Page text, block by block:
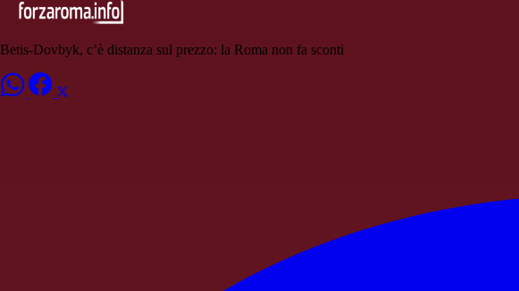
Betis-Dovbyk, c’è distanza sul prezzo: la Roma non fa sconti